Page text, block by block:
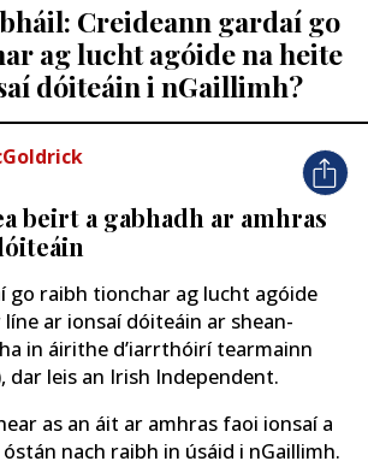
Creideann gardaí go
ag lucht agóide na heite
dóiteáin i nGaillimh?
beirt a gabhadh ar amhras
go raibh tionchar ag lucht agóide
ar ionsaí dóiteáin ar shean-
in áirithe d’iarrthóirí tearmainn
dar leis an Irish Independent.
as an áit ar amhras faoi ionsaí a
nach raibh in úsáid i nGaillimh.